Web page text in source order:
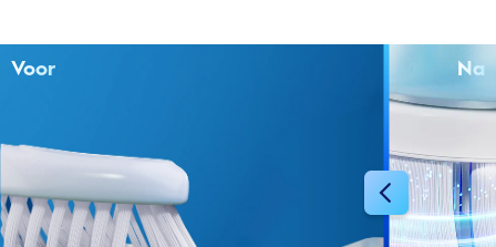
Voor Na